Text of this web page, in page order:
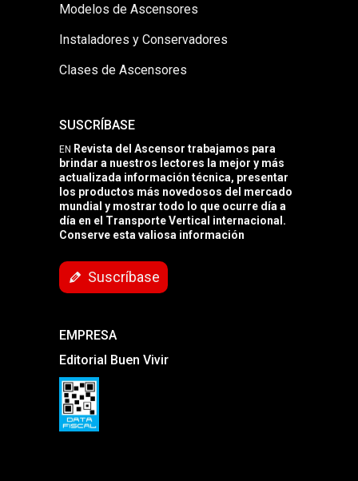
Modelos de Ascensores
Instaladores y Conservadores
Clases de Ascensores
SUSCRÍBASE
EN Revista del Ascensor trabajamos para
brindar a nuestros lectores la mejor y más
actualizada información técnica, presentar
los productos más novedosos del mercado
mundial y mostrar todo lo que ocurre día a
día en el Transporte Vertical internacional.
Conserve esta valiosa información
Suscríbase
EMPRESA
Editorial Buen Vivir